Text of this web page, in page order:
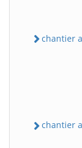
chantier
chantier